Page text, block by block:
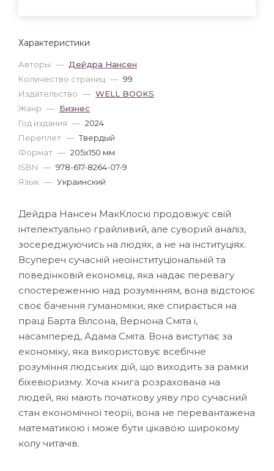
Характеристики
Авторы — Дейдра Нансен
Количество страниц — 99
Издательство — WELL BOOKS
Жанр — Бизнес
Год издания — 2024
Переплет — Твердый
Формат — 205x150 мм
ISBN — 978-617-8264-07-9
Язык — Украинский
Дейдра Нансен МакКлоскі продовжує свій
інтелектуально грайливий, але суворий аналіз,
зосереджуючись на людях, а не на інституціях.
Всупереч сучасній неоінституціональній та
поведінковій економіці, яка надає перевагу
спостереженню над розумінням, вона відстоює
своє бачення гуманоміки, яке спирається на
праці Барта Вілсона, Вернона Сміта і,
насамперед, Адама Сміта. Вона виступає за
економіку, яка використовує всебічне
розуміння людських дій, що виходить за рамки
біхевіоризму. Хоча книга розрахована на
людей, які мають початкову уяву про сучасний
стан економічної теорії, вона не перевантажена
математикою і може бути цікавою широкому
колу читачів.